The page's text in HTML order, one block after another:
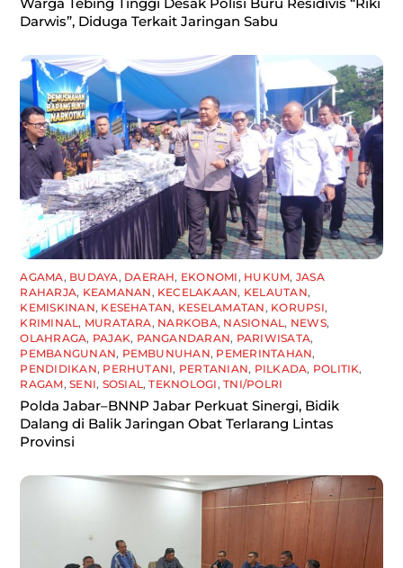
Darwis”, Diduga Terkait Jaringan Sabu
AGAMA, BUDAYA, DAERAH, EKONOMI, HUKUM, JASA
RAHARJA, KEAMANAN, KECELAKAAN, KELAUTAN,
KEMISKINAN, KESEHATAN, KESELAMATAN, KORUPSI,
KRIMINAL, MURATARA, NARKOBA, NASIONAL, NEWS,
OLAHRAGA, PAJAK, PANGANDARAN, PARIWISATA,
PEMBANGUNAN, PEMBUNUHAN, PEMERINTAHAN,
PENDIDIKAN, PERHUTANI, PERTANIAN, PILKADA, POLITIK,
RAGAM,SENI, SOSIAL,TEKNOLOGI,TNI/POLRI
Polda Jabar–BNNP Jabar Perkuat Sinergi, Bidik
Dalang di Balik Jaringan Obat Terlarang Lintas
Provinsi